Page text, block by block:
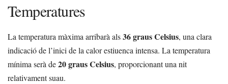
Temperatures
La temperatura màxima arribarà als36 graus Celsius, una clara
indicació de l’inici de la calor estiuenca intensa. La temperatura
mínima serà de20 graus Celsius, proporcionant una nit
relativament suau.